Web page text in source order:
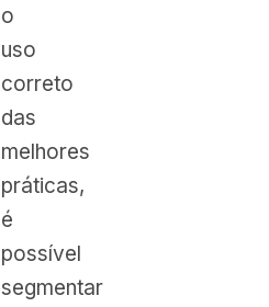
o
uso
correto
das
melhores
práticas,
é
possível
segmentar